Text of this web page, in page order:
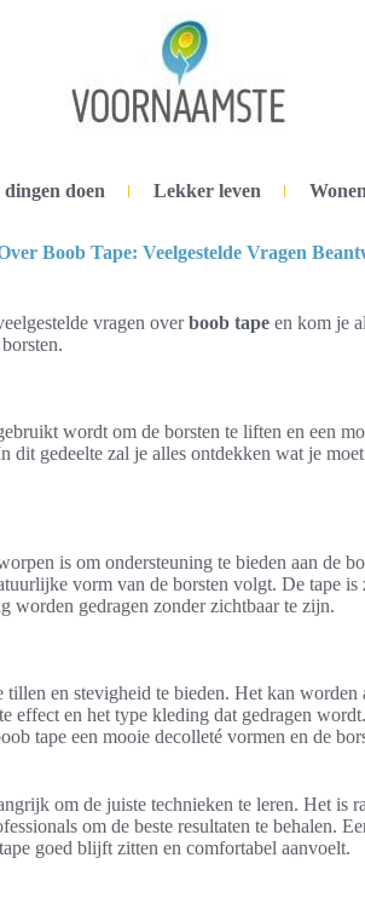
doen Lekker leven Wonen
Boob Tape: Veelgestelde Vragen
vragen overboob tape en kom je
wordt om de borsten te liften en een
dit gedeelte zal je alles ontdekken wat je
is om ondersteuning te bieden aan de
vorm van de borsten volgt. De tape
worden gedragen zonder zichtbaar te zijn.
en stevigheid te bieden. Het kan worden
effect en het type kleding dat gedragen
tape een mooie decolleté vormen en de
om de juiste technieken te leren. Het is
om de beste resultaten te behalen.
goed blijft zitten en comfortabel aanvoelt.